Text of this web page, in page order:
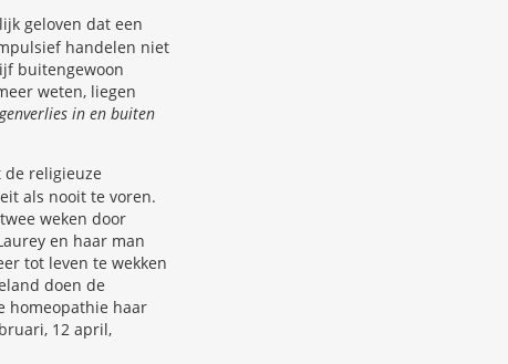
geloven dat een
handelen niet
buitengewoon
weten, liegen
in en buiten
de religieuze
als nooit te voren.
weken door
en haar man
tot leven te wekken
doen de
homeopathie haar
12 april,